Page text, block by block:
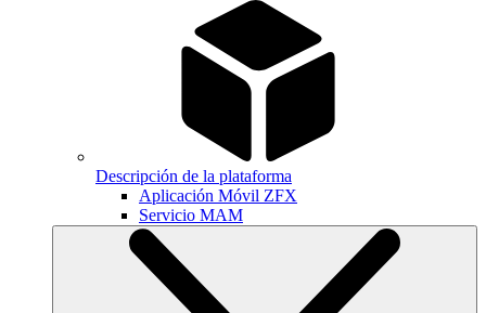
Descripción de la plataforma
Aplicación Móvil ZFX
Servicio MAM